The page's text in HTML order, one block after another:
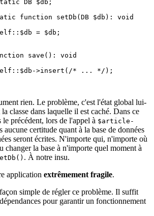
rien. Le problème, c'est l'état global lui-
classe dans laquelle il est caché. Dans ce
le précédent, lors de l'appel à $article-
aucune certitude quant à la base de données
seront écrites. N'importe qui, n'importe où
changer la base à n'importe quel moment à
. À notre insu.
application extrêmement fragile.
simple de régler ce problème. Il suffit
pour garantir un fonctionnement